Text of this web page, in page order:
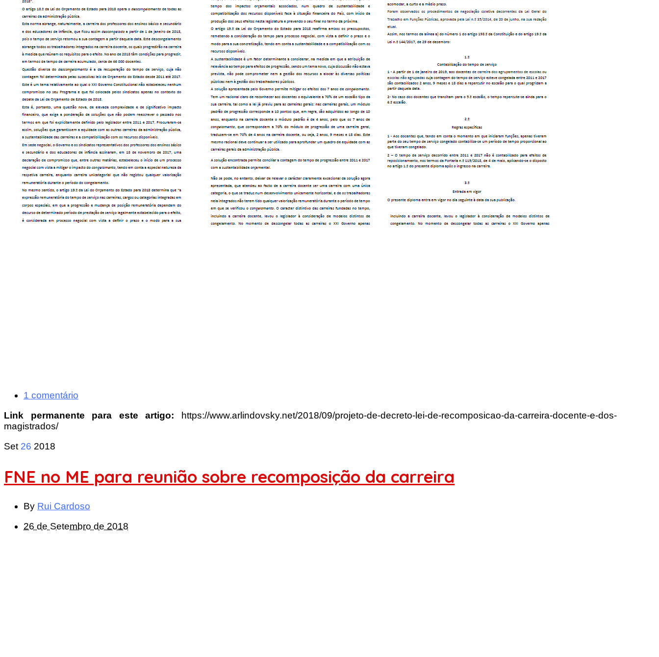
1 comentário
Link permanente para este artigo:
https://www.arlindovsky.net/2018/09/projeto-de-decreto-lei-de-recomposicao-da-carreira-docente-e-dos-
magistrados/
Set 26 2018
FNE no ME para reunião sobre recomposição da carreira
By Rui Cardoso
26 de Setembro de 2018